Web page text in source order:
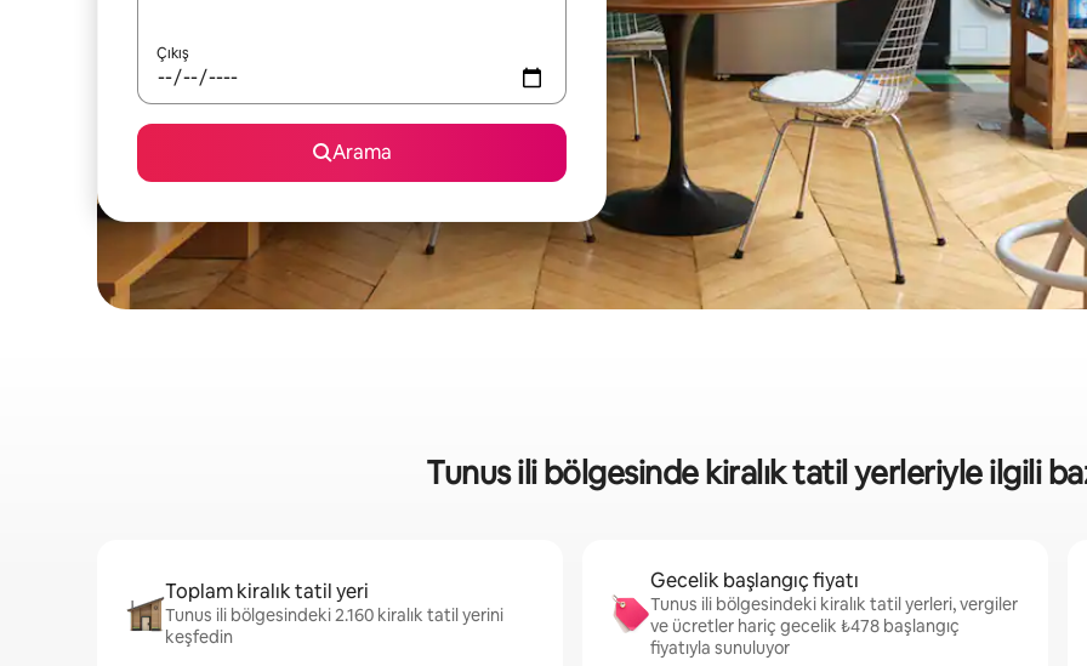
Çıkış
Arama
Tunus ili bölgesinde kiralık tatil yerleriyle ilgili
Toplam kiralık tatil yeri
Tunus ili bölgesindeki 2.160 kiralık tatil yerini
keşfedin
Gecelik başlangıç fiyatı
Tunus ili bölgesindeki kiralık tatil yerleri, vergiler
ve ücretler hariç gecelik ₺478 başlangıç
fiyatıyla sunuluyor